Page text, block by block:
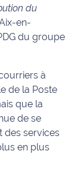
du
en-
du groupe
à
de la Poste
que la
de se
des services
en plus